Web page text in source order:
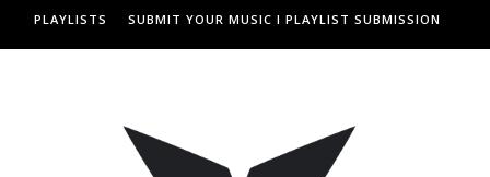
PLAYLISTS SUBMIT YOUR MUSIC I PLAYLIST SUBMISSION